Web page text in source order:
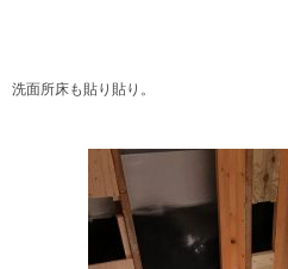
洗面所床も貼り貼り。